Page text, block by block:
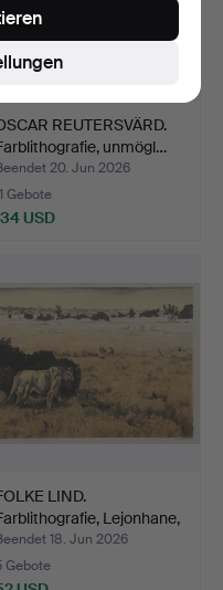
REUTERSVÄRD.
unmögl…
20. Jun 2026
Gebote
USD
LIND.
Lejonhane,
18. Jun 2026
Gebote